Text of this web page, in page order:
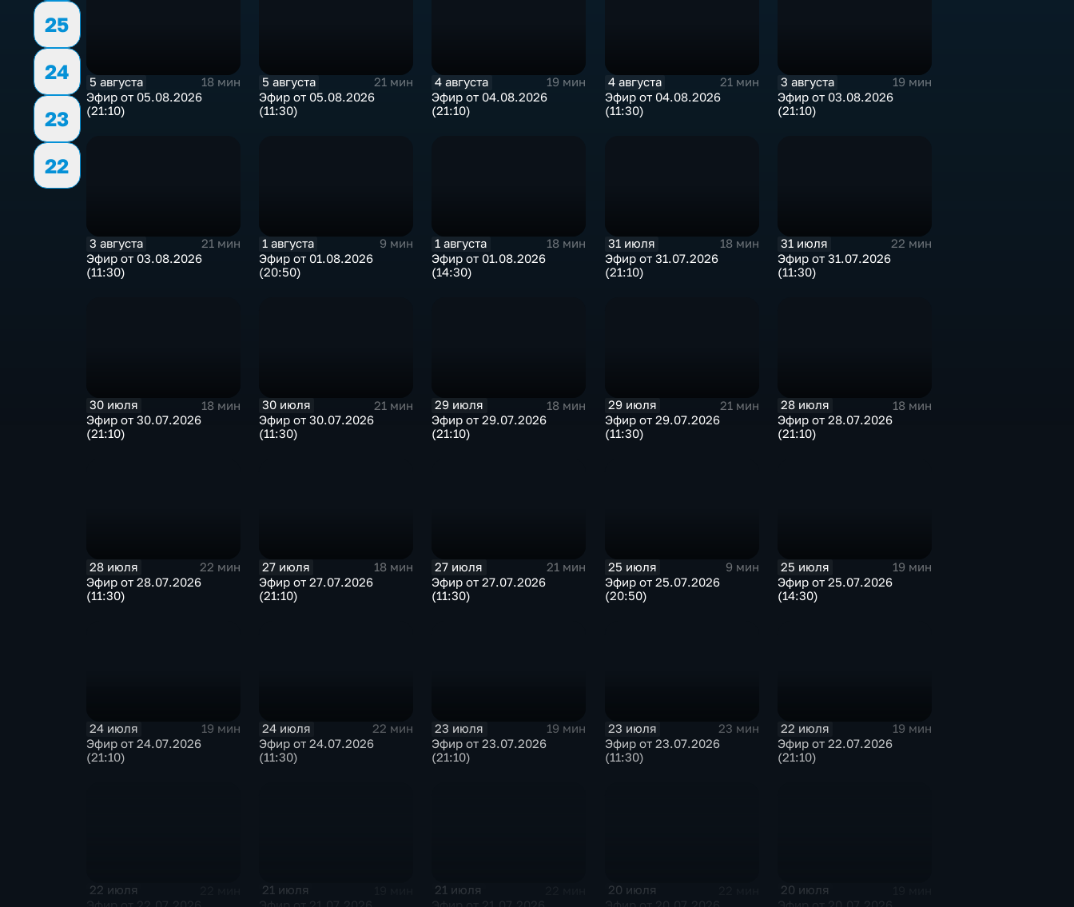
25
24
23
22
5 августа
18 мин
Эфир от 05.08.2026
(21:10)
5 августа
21 мин
Эфир от 05.08.2026
(11:30)
4 августа
19 мин
Эфир от 04.08.2026
(21:10)
4 августа
21 мин
Эфир от 04.08.2026
(11:30)
3 августа
19 мин
Эфир от 03.08.2026
(21:10)
3 августа
21 мин
Эфир от 03.08.2026
(11:30)
1 августа
9 мин
Эфир от 01.08.2026
(20:50)
1 августа
18 мин
Эфир от 01.08.2026
(14:30)
31 июля
18 мин
Эфир от 31.07.2026
(21:10)
31 июля
22 мин
Эфир от 31.07.2026
(11:30)
30 июля
18 мин
Эфир от 30.07.2026
(21:10)
30 июля
21 мин
Эфир от 30.07.2026
(11:30)
29 июля
18 мин
Эфир от 29.07.2026
(21:10)
29 июля
21 мин
Эфир от 29.07.2026
(11:30)
28 июля
18 мин
Эфир от 28.07.2026
(21:10)
28 июля
22 мин
Эфир от 28.07.2026
(11:30)
27 июля
18 мин
Эфир от 27.07.2026
(21:10)
27 июля
21 мин
Эфир от 27.07.2026
(11:30)
25 июля
9 мин
Эфир от 25.07.2026
(20:50)
25 июля
19 мин
Эфир от 25.07.2026
(14:30)
24 июля
19 мин
Эфир от 24.07.2026
(21:10)
24 июля
22 мин
Эфир от 24.07.2026
(11:30)
23 июля
19 мин
Эфир от 23.07.2026
(21:10)
23 июля
23 мин
Эфир от 23.07.2026
(11:30)
22 июля
19 мин
Эфир от 22.07.2026
(21:10)
22 июля 21 июля 21 июля 20 июля 20 июля